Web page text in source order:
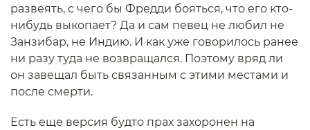
развеять, с чего бы Фредди бояться, что его кто-
нибудь выкопает? Да и сам певец не любил не
Занзибар, не Индию. И как уже говорилось ранее
ни разу туда не возвращался. Поэтому вряд ли
он завещал быть связанным с этими местами и
после смерти.
Есть еще версия будто прах захоронен на